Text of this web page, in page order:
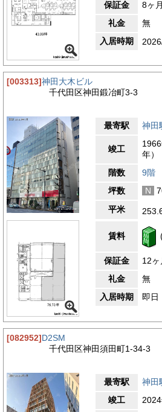
保証金
8ヶ月
礼金
無
入居時期
[003313]神田大木ビル
千代田区神田鍛冶町3-3
最寄駅 神田
竣工
年）
階数
9階
坪数
N
平米
賃料
保証金
12ヶ
礼金
無
入居時期
即日
[082952]D2SM
千代田区神田須田町1-34-3
最寄駅 神田
竣工